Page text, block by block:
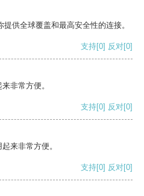
供全球覆盖和最高安全性的连接。
支持[0] 反对[0]
非常方便。
支持[0] 反对[0]
来非常方便。
支持[0] 反对[0]